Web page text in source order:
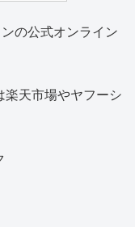
の公式オンライン
楽天市場やヤフーシ